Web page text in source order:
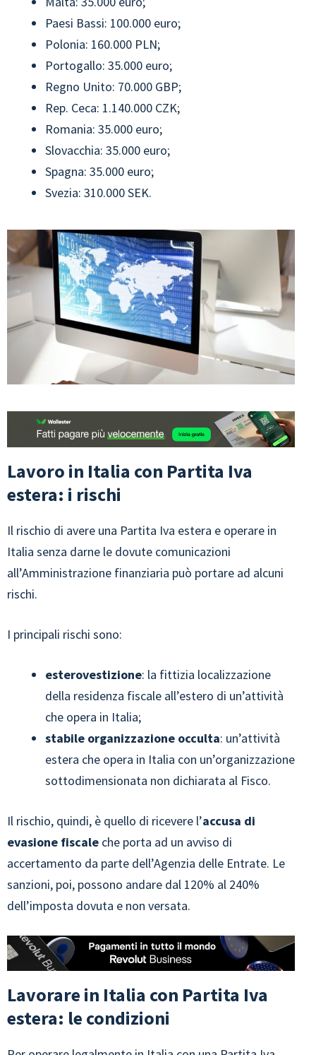
Paesi Bassi: 100.000 euro;
Polonia: 160.000 PLN;
Portogallo: 35.000 euro;
Regno Unito: 70.000 GBP;
Rep. Ceca: 1.140.000 CZK;
Romania: 35.000 euro;
Slovacchia: 35.000 euro;
Spagna: 35.000 euro;
Svezia: 310.000 SEK.
Lavoro in Italia con Partita Iva
estera: i rischi
Il rischio di avere una Partita Iva estera e operare in
Italia senza darne le dovute comunicazioni
all’Amministrazione finanziaria può portare ad alcuni
rischi.
I principali rischi sono:
esterovestizione: la fittizia localizzazione
della residenza fiscale all’estero di un’attività
che opera in Italia;
stabile organizzazione occulta: un’attività
estera che opera in Italia con un’organizzazione
sottodimensionata non dichiarata al Fisco.
Il rischio, quindi, è quello di ricevere l’accusa di
evasione fiscale che porta ad un avviso di
accertamento da parte dell’Agenzia delle Entrate. Le
sanzioni, poi, possono andare dal 120% al 240%
dell’imposta dovuta e non versata.
Lavorare in Italia con Partita Iva
estera: le condizioni